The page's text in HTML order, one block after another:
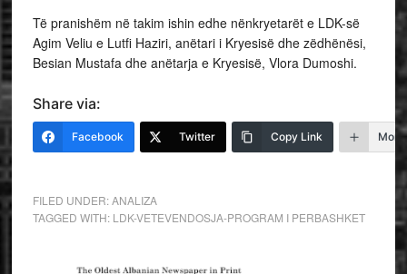
Të pranishëm në takim ishin edhe nënkryetarët e LDK-së
Agim Veliu e Lutfi Haziri, anëtari i Kryesisë dhe zëdhënësi,
Besian Mustafa dhe anëtarja e Kryesisë, Vlora Dumoshi.
Share via:
Facebook Twitter Copy Link More
FILED UNDER:ANALIZA
TAGGED WITH: LDK-VETEVENDOSJA-PROGRAM I PERBASHKET